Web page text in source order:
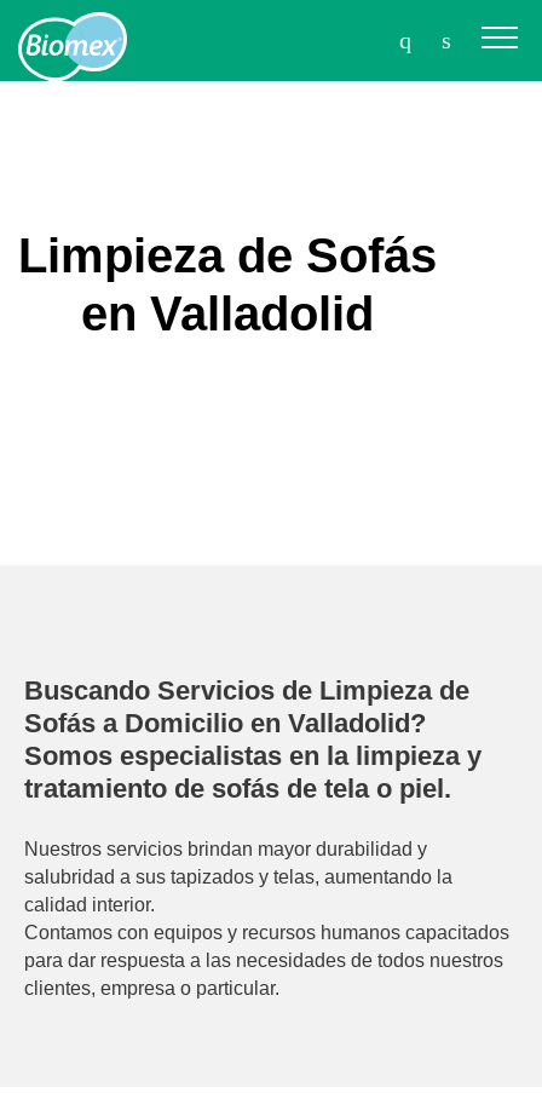
Limpieza de Sofás
en Valladolid
Buscando Servicios de Limpieza de
Sofás a Domicilio en Valladolid?
Somos especialistas en la limpieza y
tratamiento de sofás de tela o piel.
Nuestros servicios brindan mayor durabilidad y
salubridad a sus tapizados y telas, aumentando la
calidad interior.
Contamos con equipos y recursos humanos capacitados
para dar respuesta a las necesidades de todos nuestros
clientes, empresa o particular.